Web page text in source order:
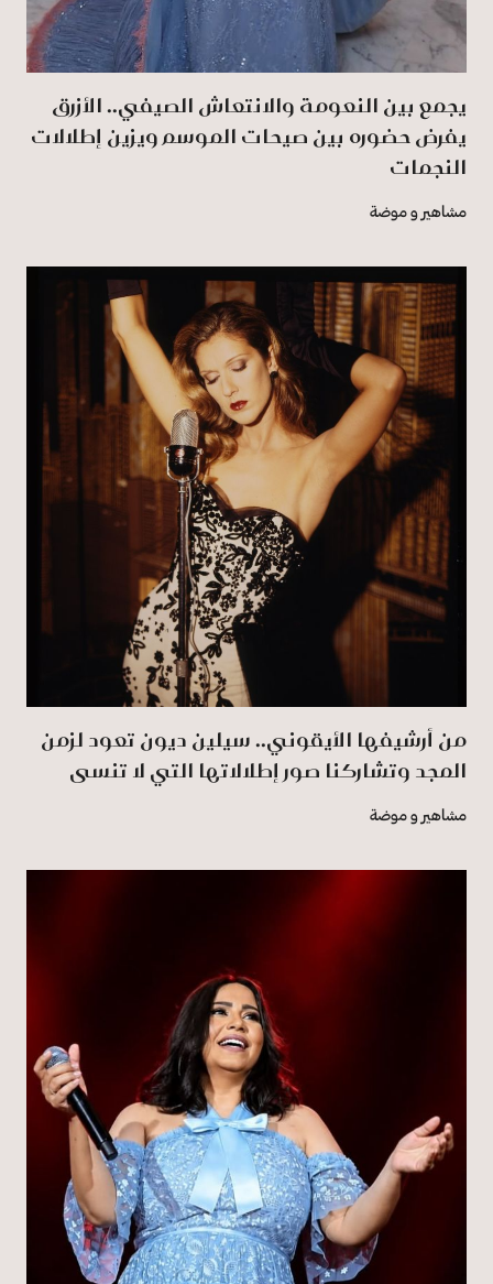
يجمع بين النعومة والانتعاش الصيفي.. الأزرق
يفرض حضوره بين صيحات الموسم ويزين إطلالات
النجمات
مشاهير و موضة
من أرشيفها الأيقوني.. سيلين ديون تعود لزمن
المجد وتشاركنا صور إطلالاتها التي لا تنسى
مشاهير و موضة